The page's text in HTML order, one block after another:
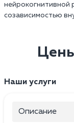
нейрокогнитивной
созависимостью
Наши услуги
Описание